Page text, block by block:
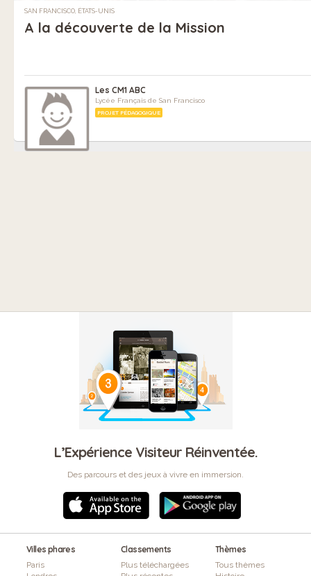
SAN FRANCISCO, ÉTATS-UNIS
A la découverte de la Mission
Les CM1 ABC
Lycée Français de San Francisco
PROJET PÉDAGOGIQUE
L’Expérience Visiteur Réinventée.
Des parcours et des jeux à vivre en immersion.
Villes phares
Paris
Classements
Plus téléchargées
Thèmes
Tous thèmes